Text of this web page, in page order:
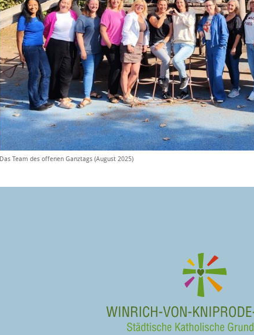
Das Team des offenen Ganztags (August 2025)